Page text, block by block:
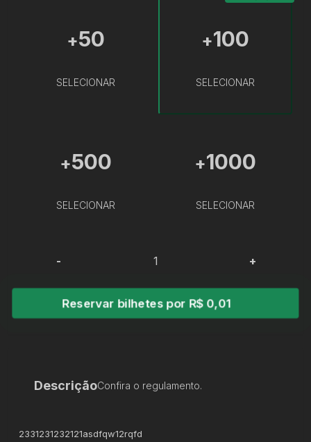
+50
SELECIONAR
+100
SELECIONAR
+500
SELECIONAR
+1000
SELECIONAR
- +
Reservar bilhetes por R$ 0,01
DescriçãoConfira o regulamento.
2331231232121asdfqw12rqfd